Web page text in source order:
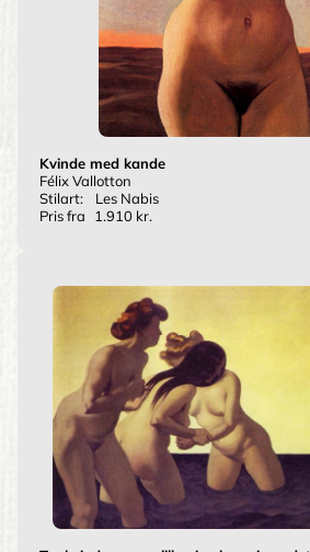
Kvinde med kande
Félix Vallotton
Stilart:
Les Nabis
Pris fra
1.910 kr.